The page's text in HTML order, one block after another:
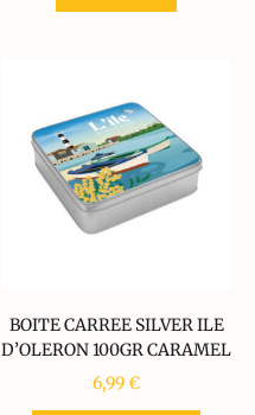
BOITE CARREE SILVER ILE
D’OLERON 100GR CARAMEL
6,99€